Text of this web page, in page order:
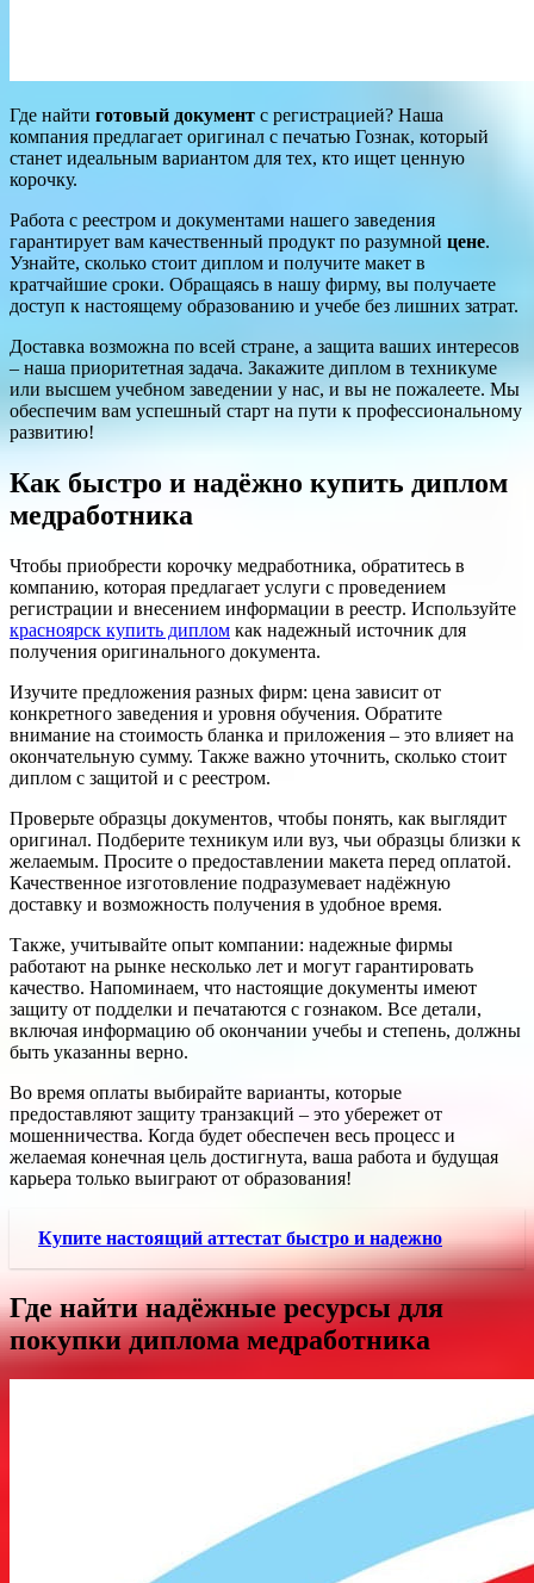
Где найти готовый документ с регистрацией? Наша
компания предлагает оригинал с печатью Гознак, который
станет идеальным вариантом для тех, кто ищет ценную
корочку.
Работа с реестром и документами нашего заведения
гарантирует вам качественный продукт по разумной цене.
Узнайте, сколько стоит диплом и получите макет в
кратчайшие сроки. Обращаясь в нашу фирму, вы получаете
доступ к настоящему образованию и учебе без лишних затрат.
Доставка возможна по всей стране, а защита ваших интересов
– наша приоритетная задача. Закажите диплом в техникуме
или высшем учебном заведении у нас, и вы не пожалеете. Мы
обеспечим вам успешный старт на пути к профессиональному
развитию!
Как быстро и надёжно купить диплом
медработника
Чтобы приобрести корочку медработника, обратитесь в
компанию, которая предлагает услуги с проведением
регистрации и внесением информации в реестр. Используйте
красноярск купить диплом как надежный источник для
получения оригинального документа.
Изучите предложения разных фирм: цена зависит от
конкретного заведения и уровня обучения. Обратите
внимание на стоимость бланка и приложения – это влияет на
окончательную сумму. Также важно уточнить, сколько стоит
диплом с защитой и с реестром.
Проверьте образцы документов, чтобы понять, как выглядит
оригинал. Подберите техникум или вуз, чьи образцы близки к
желаемым. Просите о предоставлении макета перед оплатой.
Качественное изготовление подразумевает надёжную
доставку и возможность получения в удобное время.
Также, учитывайте опыт компании: надежные фирмы
работают на рынке несколько лет и могут гарантировать
качество. Напоминаем, что настоящие документы имеют
защиту от подделки и печатаются с гознаком. Все детали,
включая информацию об окончании учебы и степень, должны
быть указанны верно.
Во время оплаты выбирайте варианты, которые
предоставляют защиту транзакций – это убережет от
мошенничества. Когда будет обеспечен весь процесс и
желаемая конечная цель достигнута, ваша работа и будущая
карьера только выиграют от образования!
Купите настоящий аттестат быстро и надежно
Где найти надёжные ресурсы для
покупки диплома медработника